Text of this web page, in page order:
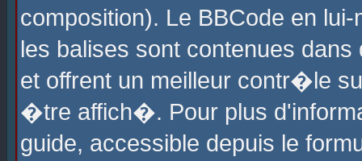
composition). Le BBCode en
les balises sont contenues
et offrent un meilleur contr�le
�tre affich�. Pour plus
guide, accessible depuis le